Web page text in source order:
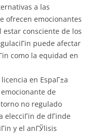
a las
ofrecen emocionantes
consciente de los
puede afectar
como la equidad en
en EspaГ±a
de
no regulado
de dГіnde
y el anГЎlisis